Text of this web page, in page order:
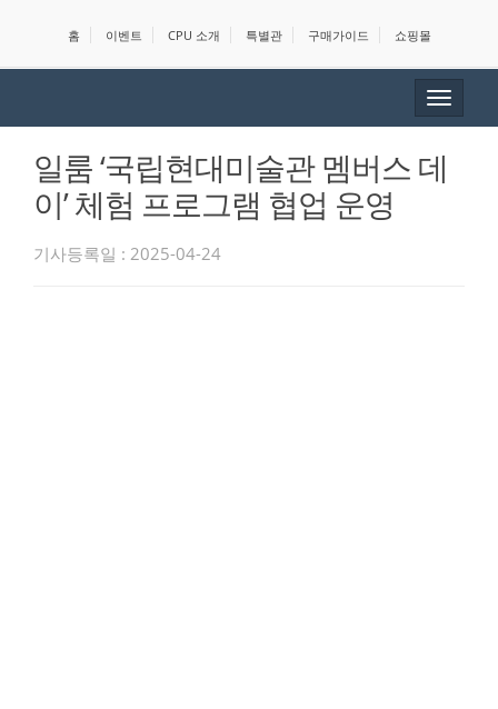
홈 이벤트 CPU 소개 특별관 구매가이드 쇼핑몰
Toggle
일룸 ‘국립현대미술관 멤버스 데
이’ 체험 프로그램 협업 운영
기사등록일 : 2025-04-24